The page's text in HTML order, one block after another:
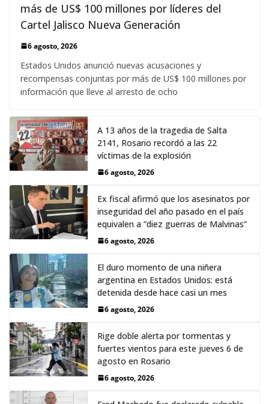
más de US$ 100 millones por líderes del
Cartel Jalisco Nueva Generación
6 agosto, 2026
Estados Unidos anunció nuevas acusaciones y
recompensas conjuntas por más de US$ 100 millones por
información que lleve al arresto de ocho
A 13 años de la tragedia de Salta
2141, Rosario recordó a las 22
víctimas de la explosión
6 agosto, 2026
Ex fiscal afirmó que los asesinatos por
inseguridad del año pasado en el país
equivalen a “diez guerras de Malvinas”
6 agosto, 2026
El duro momento de una niñera
argentina en Estados Unidos: está
detenida desde hace casi un mes
6 agosto, 2026
Rige doble alerta por tormentas y
fuertes vientos para este jueves 6 de
agosto en Rosario
6 agosto, 2026